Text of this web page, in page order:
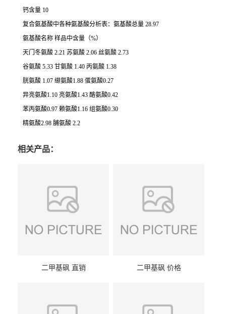
钙含量 10
复合氨基酸中各种氨基酸分析表：氨基酸总量 28.97
氨基酸名称 样品中含量（%）
天门冬氨酸 2.21 苏氨酸 2.06 丝氨酸 2.73
谷氨酸 5.33 甘氨酸 1.40 丙氨酸 1.38
胱氨酸 1.07 缬氨酸1.88 蛋氨酸0.27
异亮氨酸1.10 亮氨酸1.43 酪氨酸0.42
苯丙氨酸0.97 赖氨酸1.16 组氨酸0.30
精氨酸2.98 脯氨酸 2.2
相关产品：
二甲基砜 直销 二甲基砜 价格